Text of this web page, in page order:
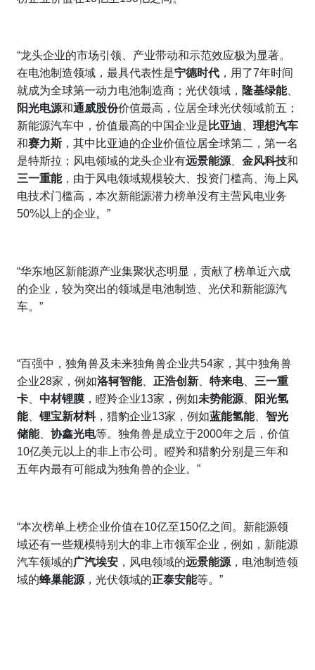
“龙头企业的市场引领、产业带动和示范效应极为显著。
在电池制造领域，最具代表性是宁德时代 ，用了7年时间
就成为全球第一动力电池制造商；光伏领域， 隆基绿能、
阳光电源和通威股份价值最高，位居全球光伏领域前五；
新能源汽车中，价值最高的中国企业是 比亚迪
理想汽车
和赛力斯，其中比亚迪的企业价值位居全球第二，第一名
是特斯拉；风电领域的龙头企业有远景能源 金风科技和
三一重能，由于风电领域规模较大、投资门槛高、海上风
电技术门槛高，本次新能源潜力榜单没有主营风电业务
50%以上的企业。”
“华东地区新能源产业集聚状态明显，贡献了榜单近六成
的企业，较为突出的领域是电池制造、光伏和新能源汽
车。”
“百强中，独角兽及未来独角兽企业共54家，其中独角兽
企业28家，例如洛轲智能、 正浩创新 特来电、 三一重
卡
中材锂膜 ，瞪羚企业13家，例如未势能源
阳光氢
能、 锂宝新材料，猎豹企业13家，例如蓝能氢能、 智光
储能、 协鑫光电等。独角兽是成立于2000年之后，价值
10亿美元以上的非上市公司。瞪羚和猎豹分别是三年和
五年内最有可能成为独角兽的企业。”
“本次榜单上榜企业价值在10亿至150亿之间。新能源领
域还有一些规模特别大的非上市领军企业，例如，新能源
汽车领域的广汽埃安 ，风电领域的远景能源 ，电池制造领
域的蜂巢能源 ，光伏领域的正泰安能等。”